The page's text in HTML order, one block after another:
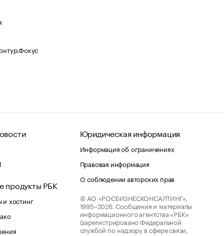
продукты РБК
хостинг
Юридическая информация
Информация об ограничениях
Правовая информация
О соблюдении авторских прав
© АО «РОСБИЗНЕСКОНСАЛТИНГ»,
1995–2026. Сообщения и материалы
информационного агентства «РБК»
(зарегистрировано Федеральной
службой по надзору в сфере связи,